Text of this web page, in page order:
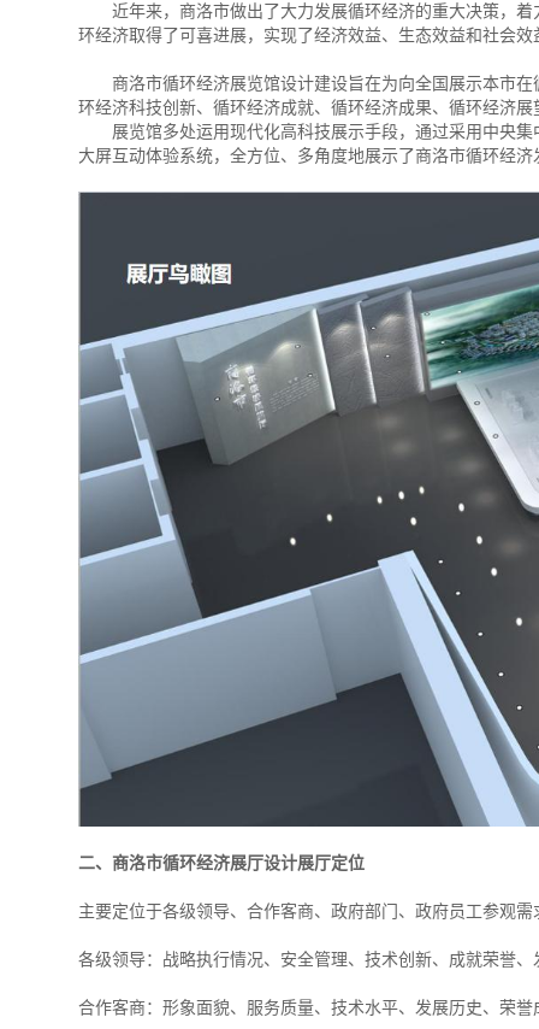
近年来，商洛市做出了大力发展循环经济的重大决策，着
环经济取得了可喜进展，实现了经济效益、生态效益和社会
商洛市循环经济展览馆设计建设旨在为向全国展示本市在
环经济科技创新、循环经济成就、循环经济成果、循环经济展
展览馆多处运用现代化高科技展示手段，通过采用中央集
大屏互动体验系统，全方位、多角度地展示了商洛市循环经
二、商洛市循环经济展厅设计展厅定位
主要定位于各级领导、合作客商、政府部门、政府员工参观
各级领导：战略执行情况、安全管理、技术创新、成就荣誉
合作客商：形象面貌、服务质量、技术水平、发展历史、荣誉